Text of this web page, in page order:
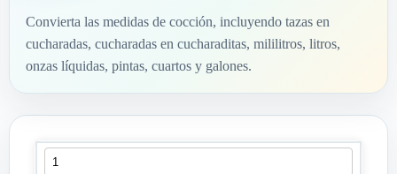
Convierta las medidas de cocción, incluyendo tazas en
cucharadas, cucharadas en cucharaditas, mililitros, litros,
onzas líquidas, pintas, cuartos y galones.